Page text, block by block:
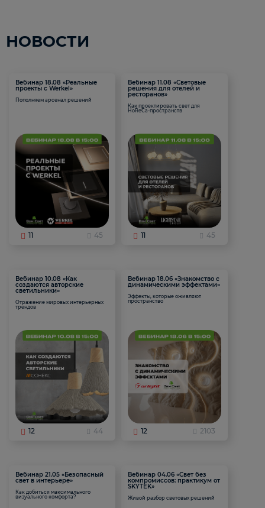
НОВОСТИ
Вебинар 18.08 «Реальные
проекты с Werkel»
Пополняем арсенал решений
11 45
Вебинар 11.08 «Световые
решения для отелей и
ресторанов»
Как проектировать свет для
HoReCa-пространств
11 45
Вебинар 10.08 «Как
создаются авторские
светильники»
Отражение мировых интерьерных
трендов
12 44
Вебинар 18.06 «Знакомство с
динамическими эффектами»
Эффекты, которые оживляют
пространство
12 2103
Вебинар 21.05 «Безопасный
свет в интерьере»
Как добиться максимального
визуального комфорта?
Вебинар 04.06 «Свет без
компромиссов: практикум от
SKYTEK»
Живой разбор световых решений